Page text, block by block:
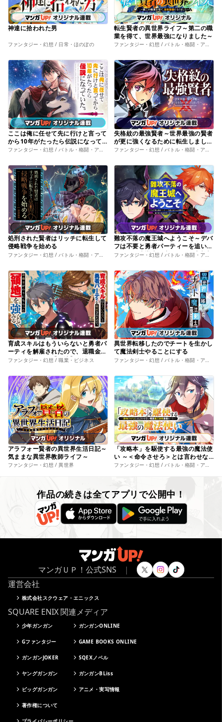
神達に拾われた男
ファンタジー・幻想 / 日常・ほのぼの
転生賢者の異世界ライフ～第二の職
業を得て、世界最強になりました～
ファンタジー・幻想 / バトル・格闘・アクション
ここは俺に任せて先に行けと言って
から10年がたったら伝説になって
いた。
ファンタジー・幻想 / バトル・格闘・アクション
失格紋の最強賢者～世界最強の賢者
が更に強くなるために転生しました
～
ファンタジー・幻想 / バトル・格闘・アクション
処刑された賢者はリッチに転生して
侵略戦争を始める
ファンタジー・幻想 / バトル・格闘・アクション
難攻不落の魔王城へようこそ～デバ
フは不要と勇者パーティーを追い出
された黒魔導士、魔王軍の最高幹部
ファンタジー・幻想 / バトル・格闘・アクション
育成スキルはもういらないと勇者パ
ーティを解雇されたので、退職金が
わりにもらった【領地】を強くして
ファンタジー・幻想 / 職業・ビジネス
異世界転移したのでチートを生かし
て魔法剣士やることにする
アラフォー賢者の異世界生活日記～
気ままな異世界教師ライフ～
ファンタジー・幻想 / 異世界
「攻略本」を駆使する最強の魔法使
い ～＜命令させろ＞とは言わせな
い俺流魔王討伐最善ルート～
ファンタジー・幻想 / バトル・格闘・アクション
作品の続きは全てアプリで公開中！
マンガＵＰ！公式SNS
|
運営会社
株式会社スクウェア・エニックス
SQUARE ENIX 関連メディア
少年ガンガン
Gファンタジー
ガンガンJOKER
ヤングガンガン
ビッグガンガン
ガンガンONLINE
GAME BOOKS ONLINE
SQEXノベル
ガンガンBLiss
アニメ・実写情報
著作権について